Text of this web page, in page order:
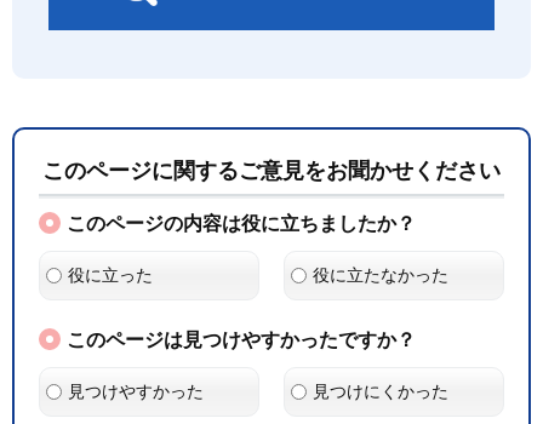
このページに関するご意見をお聞かせください
このページの内容は役に立ちましたか？
役に立った 役に立たなかった
このページは見つけやすかったですか？
見つけやすかった 見つけにくかった